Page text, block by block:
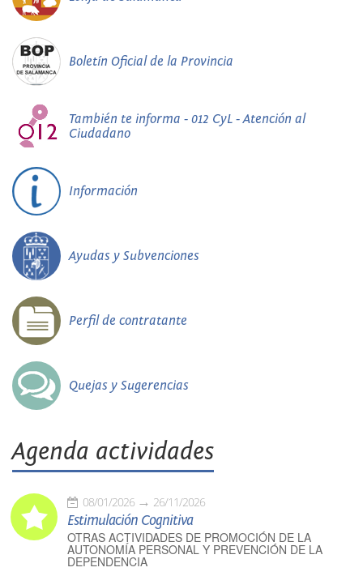
Boletín Oficial de la Provincia
También te informa - 012 CyL - Atención al
Ciudadano
Información
Ayudas y Subvenciones
Perfil de contratante
Quejas y Sugerencias
Agenda actividades
08/01/2026 26/11/2026
Estimulación Cognitiva
OTRAS ACTIVIDADES DE PROMOCIÓN DE LA
AUTONOMÍA PERSONAL Y PREVENCIÓN DE LA
DEPENDENCIA